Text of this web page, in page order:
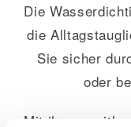
Die
die
Sie sicher
oder
Mit ihrem